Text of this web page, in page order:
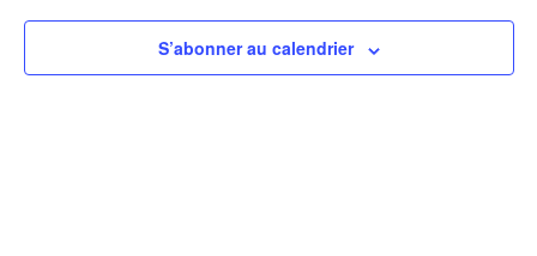
S’abonner au calendrier